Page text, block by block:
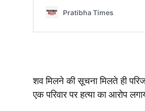
शव मिलने की सूचना मिलते ही
एक परिवार पर हत्या का आरोप